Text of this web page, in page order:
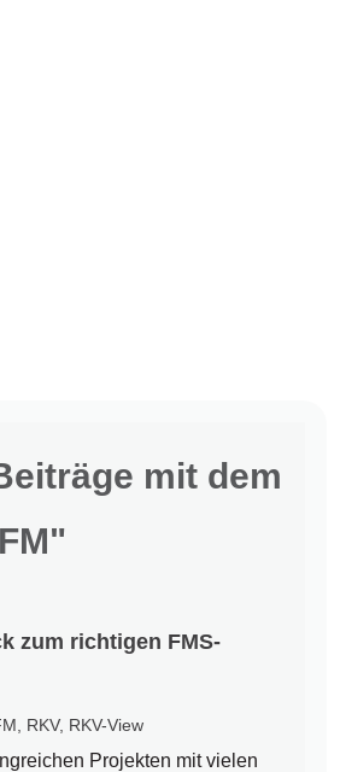
mit dem
zum richtigen FMS-
RKV, RKV-View
Projekten mit vielen